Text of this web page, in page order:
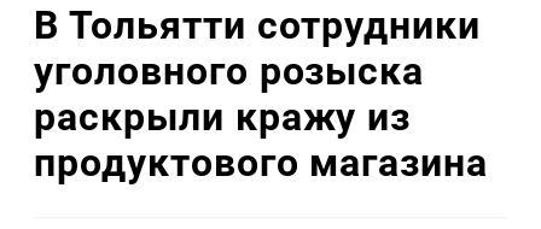
В Тольятти сотрудники
уголовного розыска
раскрыли кражу из
продуктового магазина